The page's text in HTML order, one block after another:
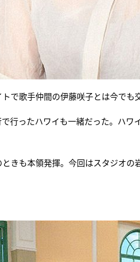
で歌手仲間の伊藤咲子とは今でも
行ったハワイも一緒だった。ハ
きも本領発揮。今回はスタジオ